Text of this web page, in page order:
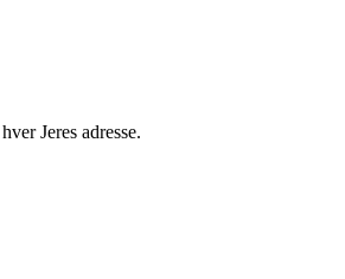
Jeres adresse.